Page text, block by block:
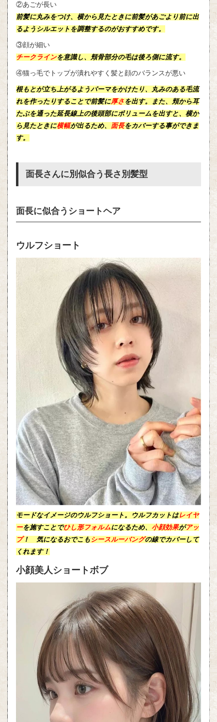
②あごが長い
前髪に丸みをつけ、横から見たときに前髪があごより前に出
るようシルエットを調整するのがおすすめです。
③顔が細い
チークラインを意識し、頬骨部分の毛は後ろ側に流す。
④猫っ毛でトップが潰れやすく髪と顔のバランスが悪い
根もとが立ち上がるようパーマをかけたり、丸みのある毛流
れを作ったりすることで前髪に厚さ を出す。また、頬から耳
たぶを通った延長線上の後頭部にボリュームを出すと、横か
ら見たときに横幅が出るため、 面長をカバーする事ができま
す。
面長さんに別似合う長さ別髪型
面長に似合うショートヘア
ウルフショート
モードなイメージのウルフショート。ウルフカットはレイヤ
ーを施すことでひし形フォルムになるため、 小顔効果がアッ
プ！ 気になるおでこも シースルーバングの線でカバーして
くれます！
小顔美人ショートボブ